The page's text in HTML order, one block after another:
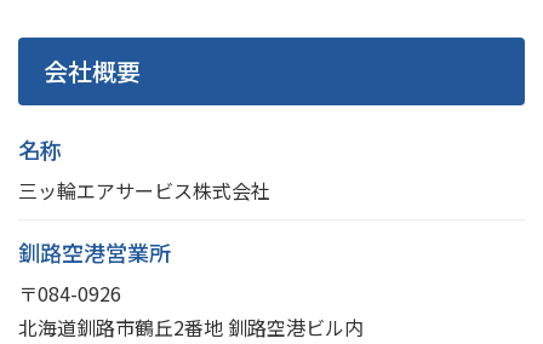
会社概要
名称
三ッ輪エアサービス株式会社
釧路空港営業所
〒084-0926
北海道釧路市鶴丘2番地 釧路空港ビル内